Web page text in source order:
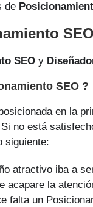
de
SEO y
SEO ?
en la
no está
siguiente:
atractivo iba a
acapare la
falta un